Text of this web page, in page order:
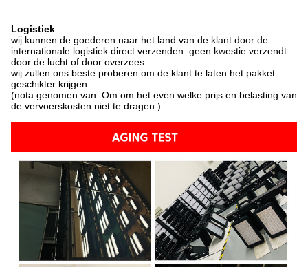
Logistiek
wij kunnen de goederen naar het land van de klant door de
internationale logistiek direct verzenden. geen kwestie verzendt
door de lucht of door overzees.
wij zullen ons beste proberen om de klant te laten het pakket
geschikter krijgen.
(nota genomen van: Om om het even welke prijs en belasting van
de vervoerskosten niet te dragen.)